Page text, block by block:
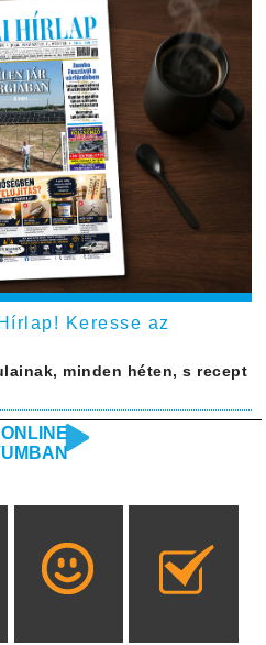
Keresse az
minden héten, s recept